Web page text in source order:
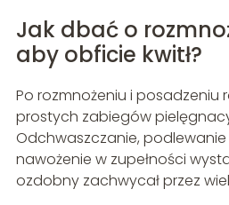
Jak dbać o
aby obficie kwitł?
Po rozmnożeniu i posadzeniu
prostych zabiegów
Odchwaszczanie,
nawożenie w zupełności
ozdobny zachwycał przez